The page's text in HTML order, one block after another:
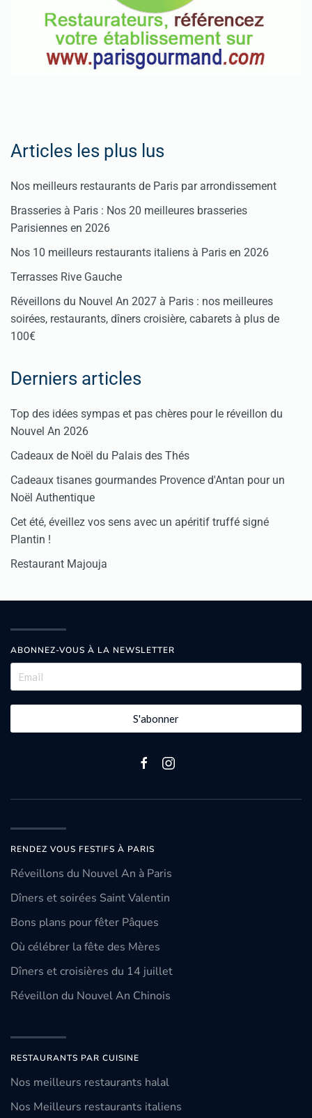
Articles les plus lus
Nos meilleurs restaurants de Paris par arrondissement
Brasseries à Paris : Nos 20 meilleures brasseries
Parisiennes en 2026
Nos 10 meilleurs restaurants italiens à Paris en 2026
Terrasses Rive Gauche
Réveillons du Nouvel An 2027 à Paris : nos meilleures
soirées, restaurants, dîners croisière, cabarets à plus de
100€
Derniers articles
Top des idées sympas et pas chères pour le réveillon du
Nouvel An 2026
Cadeaux de Noël du Palais des Thés
Cadeaux tisanes gourmandes Provence d'Antan pour un
Noël Authentique
Cet été, éveillez vos sens avec un apéritif truffé signé
Plantin !
Restaurant Majouja
ABONNEZ-VOUS À LA NEWSLETTER
S'abonner
RENDEZ VOUS FESTIFS À PARIS
Réveillons du Nouvel An à Paris
Dîners et soirées Saint Valentin
Bons plans pour fêter Pâques
Où célébrer la fête des Mères
Dîners et croisières du 14 juillet
Réveillon du Nouvel An Chinois
RESTAURANTS PAR CUISINE
Nos meilleurs restaurants halal
Nos Meilleurs restaurants italiens